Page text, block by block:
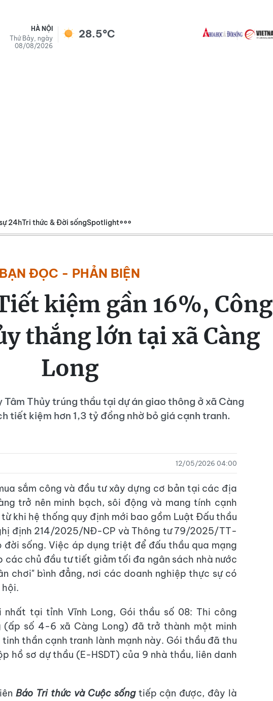
HÀ NỘI
Thứ Bảy, ngày
08/08/2026
28.5°C
24hTri thức & Đời sốngSpotlight
BẠN ĐỌC - PHẢN BIỆN
kiệm gần 16%, Công
thắng lớn tại xã Càng
Long
Thủy trúng thầu tại dự án giao thông ở xã Càng
tiết kiệm hơn 1,3 tỷ đồng nhờ bỏ giá cạnh tranh.
12/05/2026 04:00
sắm công và đầu tư xây dựng cơ bản tại các địa
trở nên minh bạch, sôi động và mang tính cạnh
khi hệ thống quy định mới bao gồm Luật Đấu thầu
định 214/2025/NĐ-CP và Thông tư 79/2025/TT-
đời sống. Việc áp dụng triệt để đấu thầu qua mạng
các chủ đầu tư tiết giảm tối đa ngân sách nhà nước
chơi" bình đẳng, nơi các doanh nghiệp thực sự có
nhất tại tỉnh Vĩnh Long, Gói thầu số 08: Thi công
(ấp số 4-6 xã Càng Long) đã trở thành một minh
thần cạnh tranh lành mạnh này. Gói thầu đã thu
hồ sơ dự thầu (E-HSDT) của 9 nhà thầu, liên danh
Báo Tri thức và Cuộc sốngtiếp cận được, đây là